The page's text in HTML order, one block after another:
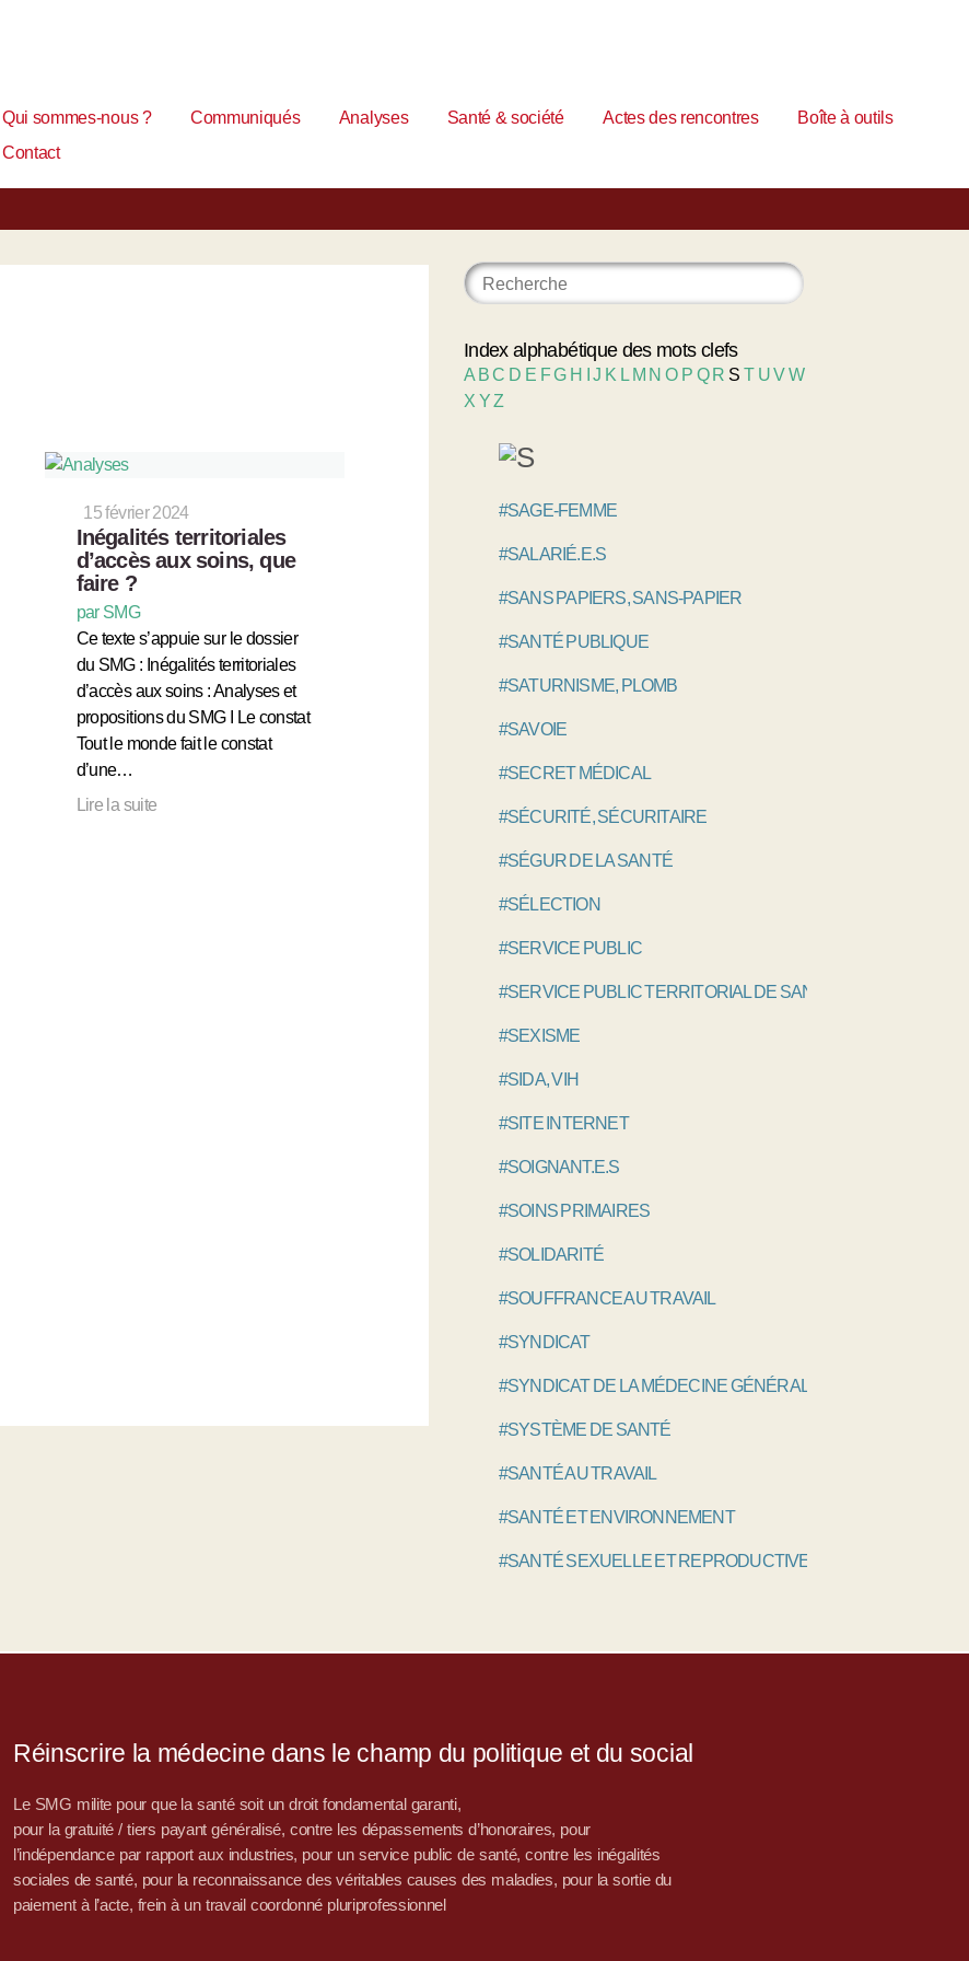
Qui sommes-nous ? Communiqués Analyses Santé & société Actes des rencontres
Boîte à outils
Contact
15 février 2024
Inégalités territoriales
d’accès aux soins, que
faire ?
par SMG
Ce texte s’appuie sur le dossier
du SMG : Inégalités territoriales
d’accès aux soins : Analyses et
propositions du SMG I Le constat
Tout le monde fait le constat
d’une…
Lire la suite
Index alphabétique des mots clefs
A BC D E FG H IJ K L M NO P Q R S T UVW
X YZ
#SAGE-FEMME
#SALARIÉ.E.S
#SANS PAPIERS, SANS-PAPIER
#SANTÉ PUBLIQUE
#SATURNISME, PLOMB
#SAVOIE
#SECRET MÉDICAL
#SÉCURITÉ, SÉCURITAIRE
#SÉGUR DE LA SANTÉ
#SÉLECTION
#SERVICE PUBLIC
#SERVICE PUBLIC TERRITORIAL DE SANTÉ , SPTS
#SEXISME
#SIDA, VIH
#SITE INTERNET
#SOIGNANT.E.S
#SOINS PRIMAIRES
#SOLIDARITÉ
#SOUFFRANCE AU TRAVAIL
#SYNDICAT
#SYNDICAT DE LA MÉDECINE GÉNÉRALE, SMG
#SYSTÈME DE SANTÉ
#SANTÉ AU TRAVAIL
#SANTÉ ET ENVIRONNEMENT
#SANTÉ SEXUELLE ET REPRODUCTIVE
Réinscrire la médecine dans le champ du politique et du social
Le SMG milite pour que la santé soit un droit fondamental garanti,
pour la gratuité / tiers payant généralisé, contre les dépassements d’honoraires, pour
l’indépendance par rapport aux industries, pour un service public de santé, contre les inégalités
sociales de santé, pour la reconnaissance des véritables causes des maladies, pour la sortie du
paiement à l’acte, frein à un travail coordonné pluriprofessionnel